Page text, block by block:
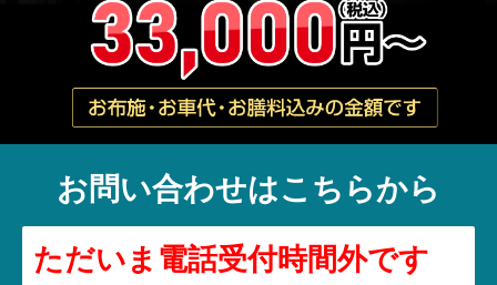
お問い合わせはこちらから
ただいま電話受付時間外です